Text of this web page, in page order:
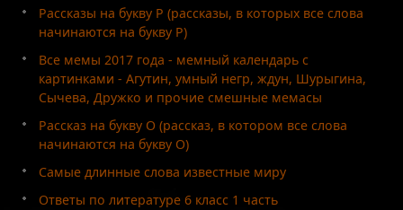
Рассказы на букву Р (рассказы, в которых все слова
начинаются на букву Р)
Все мемы 2017 года - мемный календарь с
картинками - Агутин, умный негр, ждун, Шурыгина,
Сычева, Дружко и прочие смешные мемасы
Рассказ на букву О (рассказ, в котором все слова
начинаются на букву О)
Самые длинные слова известные миру
Ответы по литературе 6 класс 1 часть